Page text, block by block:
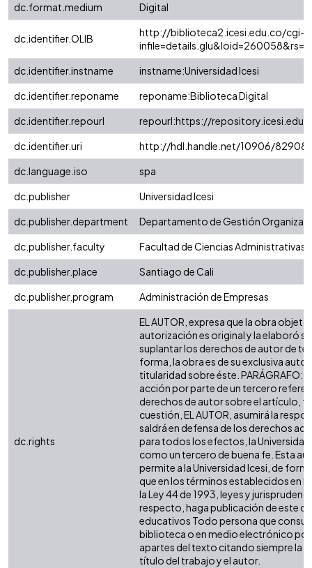
dc.format.medium
Digital
dc.identifier.OLIB
http://biblioteca2.icesi.edu.co/cgi-
dc.identifier.instname
instname:Universidad Icesi
dc.identifier.reponame
reponame:Biblioteca Digital
dc.identifier.repourl
repourl:https://
dc.identifier.uri
http://hdl.handle.net/10906/82908
dc.language.iso
spa
dc.publisher
Universidad Icesi
dc.publisher.department
Departamento de Gestión
dc.publisher.faculty
Facultad de Ciencias Administrativas
dc.publisher.place
Santiago de Cali
dc.publisher.program
Administración de Empresas
dc.rights
EL AUTOR, expresa que la obra
autorización es original y la elaboró
suplantar los derechos de autor de
forma, la obra es de su exclusiva
titularidad sobre éste. PARÁGRAFO:
acción por parte de un tercero
derechos de autor sobre el artículo,
cuestión, EL AUTOR, asumirá la
saldrá en defensa de los derechos
para todos los efectos, la Universidad
como un tercero de buena fe. Esta
permite a la Universidad Icesi, de
que en los términos establecidos en
la Ley 44 de 1993, leyes y
respecto, haga publicación de este
educativos Todo persona que
biblioteca o en medio electrónico
apartes del texto citando siempre la
título del trabajo y el autor.